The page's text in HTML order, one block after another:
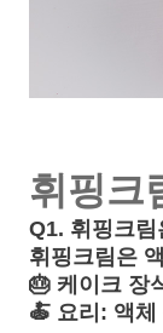
휘핑크
Q1. 휘핑크
휘핑크림은
🎂 케이크 장
🍝 요리 : 액체